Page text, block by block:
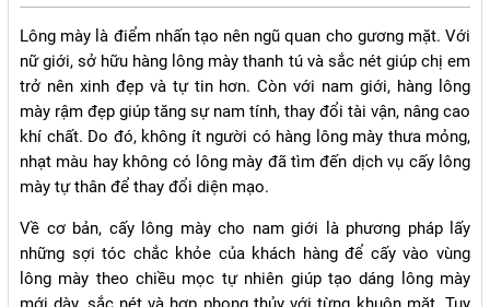
Lông mày là điểm nhấn tạo nên ngũ quan cho gương mặt. Với
nữ giới, sở hữu hàng lông mày thanh tú và sắc nét giúp chị em
trở nên xinh đẹp và tự tin hơn. Còn với nam giới, hàng lông
mày rậm đẹp giúp tăng sự nam tính, thay đổi tài vận, nâng cao
khí chất. Do đó, không ít người có hàng lông mày thưa mỏng,
nhạt màu hay không có lông mày đã tìm đến dịch vụ cấy lông
mày tự thân để thay đổi diện mạo.
Về cơ bản, cấy lông mày cho nam giới là phương pháp lấy
những sợi tóc chắc khỏe của khách hàng để cấy vào vùng
lông mày theo chiều mọc tự nhiên giúp tạo dáng lông mày